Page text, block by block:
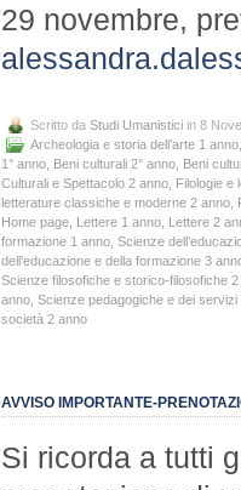
29 novembre,
Scritto da Studi Umanistici in 8
Archeologia e storia dell’arte 1 anno
1° anno Beni culturali 2° anno Beni
Culturali e Spettacolo 2 anno Filologie e
letterature classiche e moderne 2 anno
Home page Lettere 1 anno Lettere 2
formazione 1 anno Scienze
dell’educazione e della formazione 3
Scienze filosofiche e storico-filosofiche 2
anno Scienze pedagogiche e dei
società 2 anno
AVVISO IMPORTANTE-
Si ricorda a tutti